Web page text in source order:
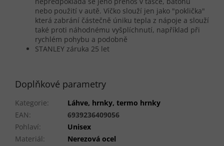
nebo použití v autě. Víčko slouží jen jako "poklička"
která zabrání částečně úniku tepla z nápoje a slouží
také proti náhodnému vyšplíchnutí, například při
rychlém pohybu a podobně
STANLEY záruka 25 let
Doplňkové parametry
Kategorie:
Láhve, hrnky, termo hrnky
EAN:
6939236409056
Pohlaví:
Unisex
Materiál:
Nerezová ocel